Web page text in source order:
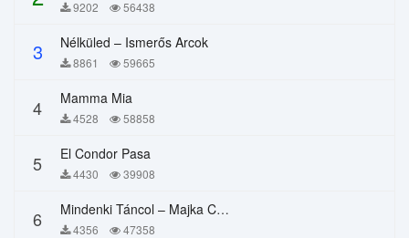
9202 56438
3 Nélküled – Ismerős Arcok
8861 59665
4 Mamma Mia
4528 58858
5 El Condor Pasa
4430 39908
6 Mindenki Táncol – Majka Curtis, Péter Majoros
4356 47358